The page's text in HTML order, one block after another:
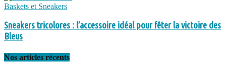
Baskets et Sneakers
Sneakers tricolores : l’accessoire idéal pour fêter la victoire des
Bleus
Nos articles récents